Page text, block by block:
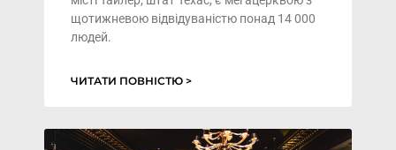
щотижневою відвідуваністю понад 14 000
людей.
ЧИТАТИ ПОВНІСТЮ >